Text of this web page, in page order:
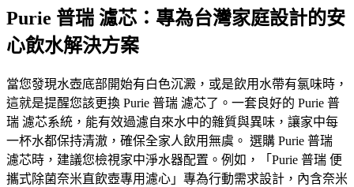
Purie 普瑞 濾芯：專為台灣家庭設計的安
心飲水解決方案
當您發現水壺底部開始有白色沉澱，或是飲用水帶有氯味時，
這就是提醒您該更換 Purie 普瑞 濾芯了。一套良好的 Purie 普
瑞 濾芯系統，能有效過濾自來水中的雜質與異味，讓家中每
一杯水都保持清澈，確保全家人飲用無虞。 選購 Purie 普瑞
濾芯時，建議您檢視家中淨水器配置。例如，「Purie 普瑞 便
攜式除菌奈米直飲壺專用濾心」專為行動需求設計，內含奈米